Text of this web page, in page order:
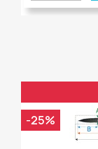
-25%